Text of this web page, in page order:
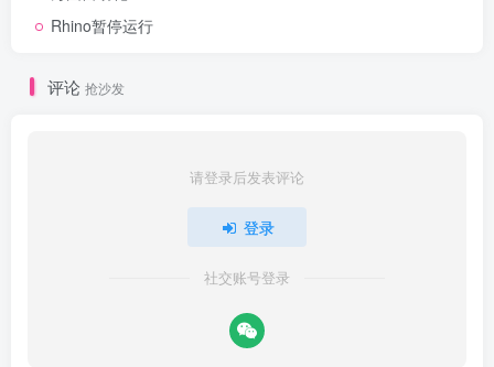
Rhino暂停运行
评论 抢沙发
请登录后发表评论
登录
社交账号登录